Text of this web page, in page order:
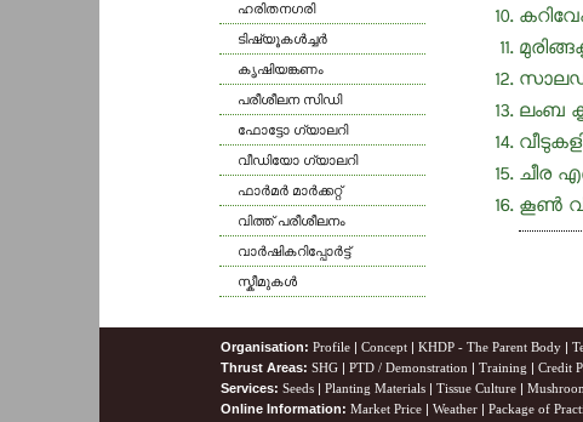
ഹരിതനഗരി
ടിഷ്യൂകള്‍ച്ചര്‍
കൃഷിയങ്കണം
പരീശീലന സിഡി
ഫോട്ടോ ഗ്യാലറി
വീഡിയോ ഗ്യാലറി
ഫാര്‍മര്‍ മാര്‍ക്കറ്റ്
വിത്ത് പരീശീലനം
വാര്‍ഷികറിപ്പോര്‍ട്ട്
സ്കീമുകള്‍
സാലഡ്
ലംബ
ചീര
കൂൺ
Organisation: Profile | Concept | KHDP - The Parent Body |
Thrust Areas: SHG | PTD / Demonstration | Training | Credit
Services: Seeds | Planting Materials | Tissue Culture |
Online Information: Market Price | Weather | Package of